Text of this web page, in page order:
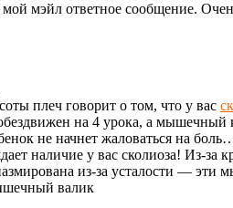
мэйл ответное сообщение.
плеч говорит о том, что у вас
на 4 урока, а
не начнет жаловаться на
наличие у вас сколиоза! Из-
из-за усталости —
валик